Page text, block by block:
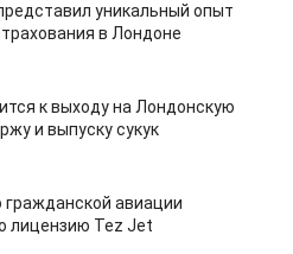
уникальный опыт
в Лондоне
к выходу на Лондонскую
и выпуску сукук
гражданской авиации
лицензию Tez Jet